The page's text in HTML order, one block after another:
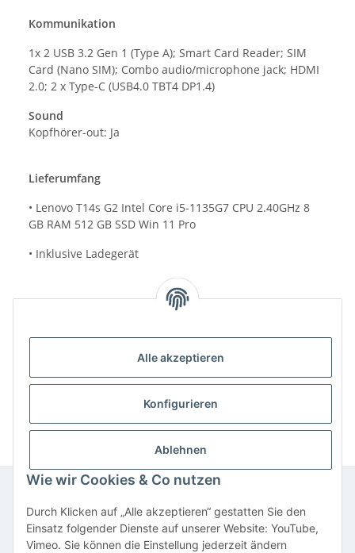
Alle akzeptieren
Konfigurieren
Ablehnen
Wie wir Cookies & Co nutzen
Durch Klicken auf „Alle akzeptieren“ gestatten Sie den
Einsatz folgender Dienste auf unserer Website: YouTube,
Vimeo. Sie können die Einstellung jederzeit ändern
Kommunikation
1x 2 USB 3.2 Gen 1 (Type A); Smart Card Reader; SIM
Card (Nano SIM); Combo audio/microphone jack; HDMI
2.0; 2 x Type-C (USB4.0 TBT4 DP1.4)
Sound
Kopfhörer-out: Ja
Lieferumfang
• Lenovo T14s G2 Intel Core i5-1135G7 CPU 2.40GHz 8
GB RAM 512 GB SSD Win 11 Pro
• Inklusive Ladegerät
Benachrichtigen, wenn verfügbar
Informationen